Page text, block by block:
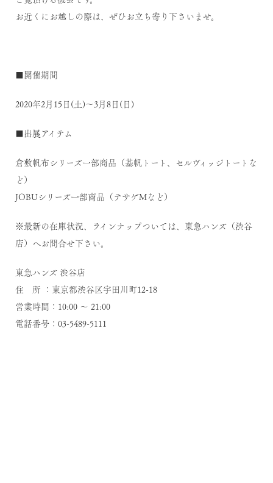
お近くにお越しの際は、ぜひお立ち寄り下さいませ。
■開催期間
2020年2月15日(土)～3月8日(日)
■出展アイテム
倉敷帆布シリーズ一部商品（基帆トート、セルヴィッジトートな
ど）
JOBUシリーズ一部商品（テサゲMなど）
※最新の在庫状況、ラインナップついては、東急ハンズ（渋谷
店）へお問合せ下さい。
東急ハンズ 渋谷店
住 所 ：東京都渋谷区宇田川町12-18
営業時間：10:00 ～ 21:00
電話番号：03-5489-5111